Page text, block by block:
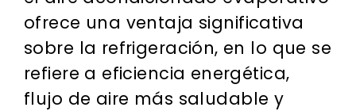
ofrece una ventaja significativa
sobre la refrigeración, en lo que se
refiere a eficiencia energética,
flujo de aire más saludable y